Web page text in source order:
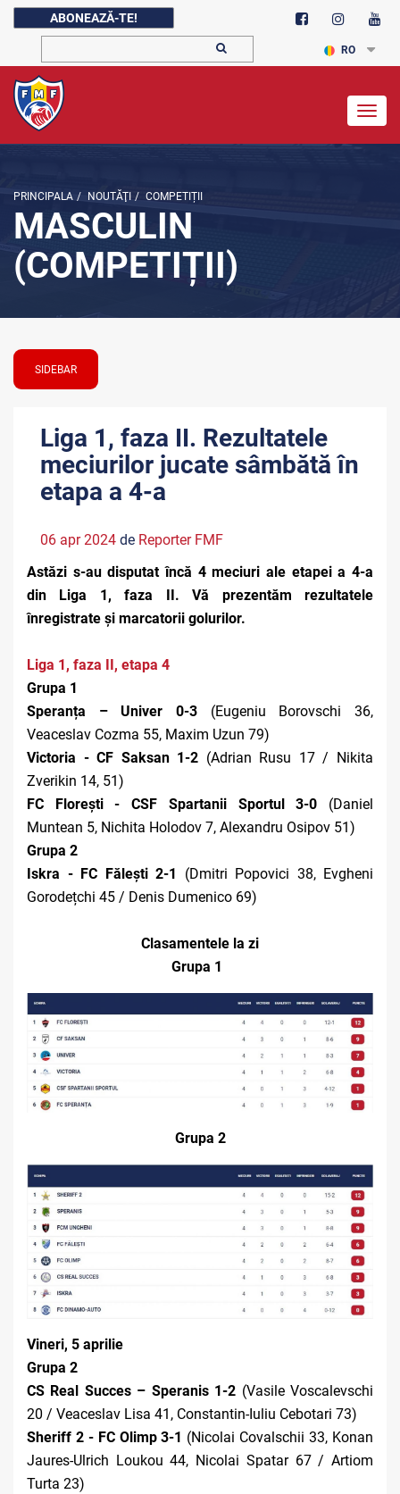
ABONEAZĂ-TE!
RO
PRINCIPALA / NOUTĂŢI / COMPETIȚII
MASCULIN
(COMPETIȚII)
SIDEBAR
Liga 1, faza II. Rezultatele
meciurilor jucate sâmbătă în
etapa a 4-a
06 apr 2024 de Reporter FMF
Astăzi s-au disputat încă 4 meciuri ale etapei a 4-a
din Liga 1, faza II. Vă prezentăm rezultatele
înregistrate și marcatorii golurilor.
Liga 1, faza II, etapa 4
Grupa 1
Speranța – Univer 0-3 (Eugeniu Borovschi 36,
Veaceslav Cozma 55, Maxim Uzun 79)
Victoria - CF Saksan 1-2 (Adrian Rusu 17 / Nikita
Zverikin 14, 51)
FC Florești - CSF Spartanii Sportul 3-0 (Daniel
Muntean 5, Nichita Holodov 7, Alexandru Osipov 51)
Grupa 2
Iskra - FC Fălești 2-1
(Dmitri Popovici 38, Evgheni
Gorodețchi 45 / Denis Dumenico 69)
Clasamentele la zi
Grupa 1
Grupa 2
Vineri, 5 aprilie
Grupa 2
CS Real Succes – Speranis 1-2 (Vasile Voscalevschi
20 / Veaceslav Lisa 41, Constantin-Iuliu Cebotari 73)
Sheriff 2 - FC Olimp 3-1 (Nicolai Covalschii 33, Konan
Jaures-Ulrich Loukou 44, Nicolai Spatar 67 / Artiom
Turta 23)